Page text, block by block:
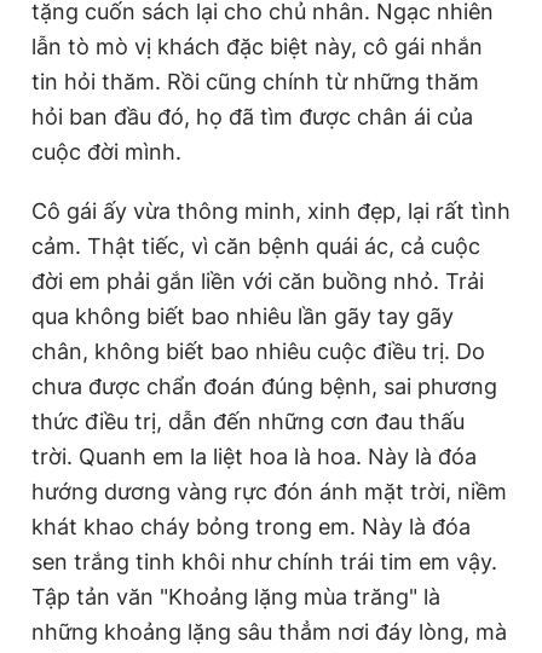
tặng cuốn sách lại cho chủ nhân. Ngạc nhiên
lẫn tò mò vị khách đặc biệt này, cô gái nhắn
tin hỏi thăm. Rồi cũng chính từ những thăm
hỏi ban đầu đó, họ đã tìm được chân ái của
cuộc đời mình.
Cô gái ấy vừa thông minh, xinh đẹp, lại rất tình
cảm. Thật tiếc, vì căn bệnh quái ác, cả cuộc
đời em phải gắn liền với căn buồng nhỏ. Trải
qua không biết bao nhiêu lần gãy tay gãy
chân, không biết bao nhiêu cuộc điều trị. Do
chưa được chẩn đoán đúng bệnh, sai phương
thức điều trị, dẫn đến những cơn đau thấu
trời. Quanh em la liệt hoa là hoa. Này là đóa
hướng dương vàng rực đón ánh mặt trời, niềm
khát khao cháy bỏng trong em. Này là đóa
sen trắng tinh khôi như chính trái tim em vậy.
Tập tản văn "Khoảng lặng mùa trăng" là
những khoảng lặng sâu thẳm nơi đáy lòng, mà